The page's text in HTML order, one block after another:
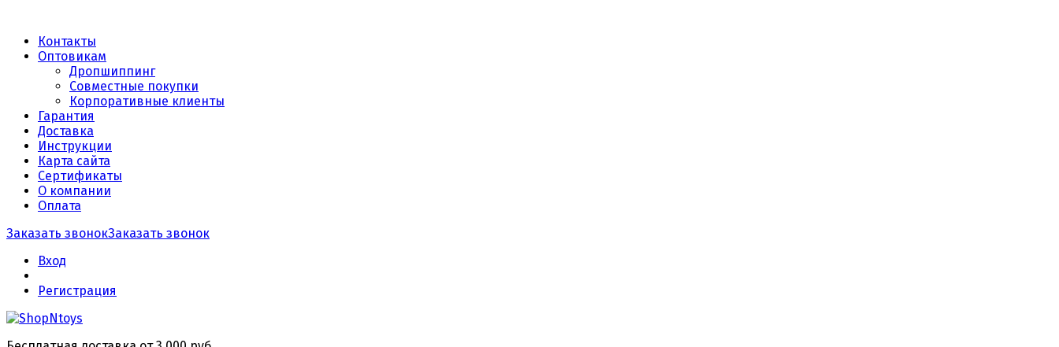
Контакты
Оптовикам
Дропшиппинг
Совместные покупки
Корпоративные клиенты
Гарантия
Доставка
Инструкции
Карта сайта
Сертификаты
О компании
Оплата
Заказать звонокЗаказать звонок
Вход
Регистрация